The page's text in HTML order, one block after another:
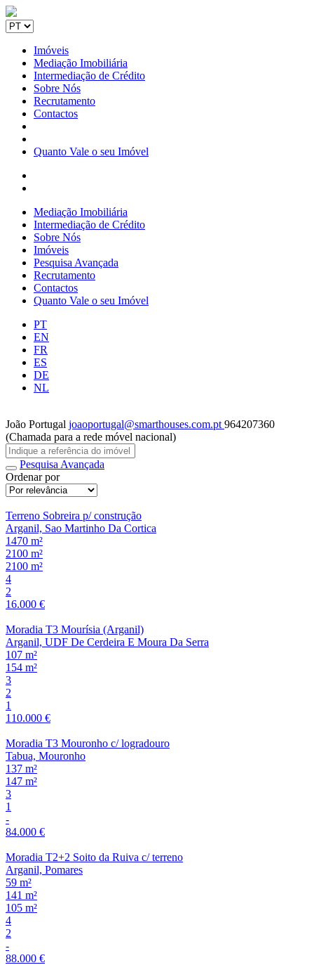
Imóveis
Mediação Imobiliária
Intermediação de Crédito
Sobre Nós
Recrutamento
Contactos
Quanto Vale o seu Imóvel
Mediação Imobiliária
Intermediação de Crédito
Sobre Nós
Imóveis
Pesquisa Avançada
Recrutamento
Contactos
Quanto Vale o seu Imóvel
PT
EN
FR
ES
DE
NL
João Portugal joaoportugal@smarthouses.com.pt 964207360
(Chamada para a rede móvel nacional)
Pesquisa Avançada
Ordenar por
Terreno Sobreira p/ construção
Arganil, Sao Martinho Da Cortica
1470 m²
2100 m²
2100 m²
4
2
16.000 €
Moradia T3 Mourísia (Arganil)
Arganil, UDF De Cerdeira E Moura Da Serra
107 m²
154 m²
3
2
1
110.000 €
Moradia T3 Mouronho c/ logradouro
Tabua, Mouronho
137 m²
147 m²
3
1
-
84.000 €
Moradia T2+2 Soito da Ruiva c/ terreno
Arganil, Pomares
59 m²
141 m²
105 m²
4
2
-
88.000 €